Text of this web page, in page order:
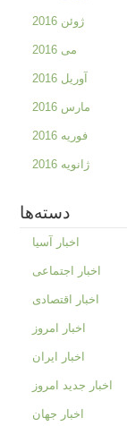
ژوئن 2016
می 2016
آوریل 2016
مارس 2016
فوریه 2016
ژانویه 2016
دسته‌ها
اخبار آسیا
اخبار اجتماعی
اخبار اقتصادی
اخبار امروز
اخبار ایران
اخبار جدید امروز
اخبار جهان